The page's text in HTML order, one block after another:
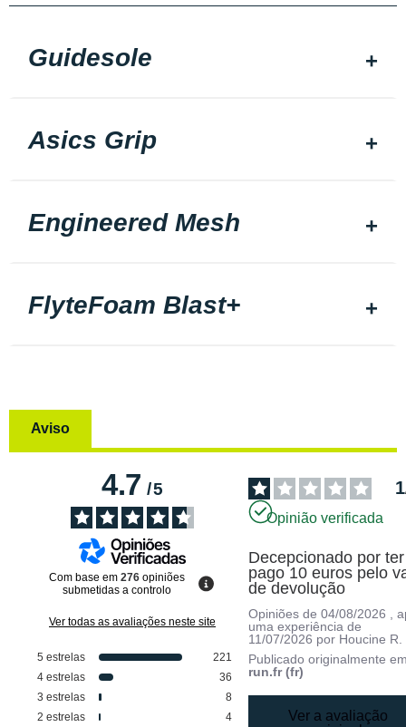
Guidesole
Asics Grip
Engineered Mesh
FlyteFoam Blast+
Aviso
4.7/5
Com base em 276 opiniões
submetidas a controlo
Ver todas as avaliações neste site
5 estrelas
221
4 estrelas
36
3 estrelas
8
2 estrelas 4
1
Opinião verificada
Decepcionado por ter
pago 10 euros pelo
de devolução
Opiniões de04/08/2026
,
uma experiência de
11/07/2026 por Houcine R.
Publicado originalmente
run.fr (fr)
Ver a avaliação